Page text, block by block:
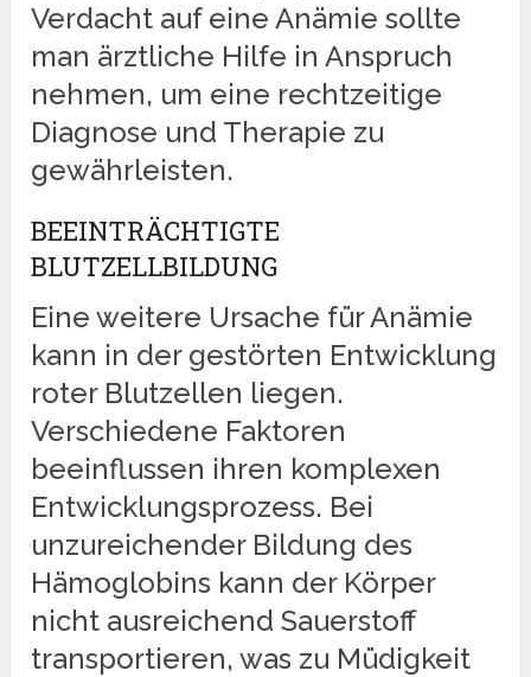
Verdacht auf eine Anämie sollte
man ärztliche Hilfe in Anspruch
nehmen, um eine rechtzeitige
Diagnose und Therapie zu
gewährleisten.
BEEINTRÄCHTIGTE
BLUTZELLBILDUNG
Eine weitere Ursache für Anämie
kann in der gestörten Entwicklung
roter Blutzellen liegen.
Verschiedene Faktoren
beeinflussen ihren komplexen
Entwicklungsprozess. Bei
unzureichender Bildung des
Hämoglobins kann der Körper
nicht ausreichend Sauerstoff
transportieren, was zu Müdigkeit